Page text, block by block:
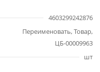
4603299242876
Переименовать, Товар,
ЦБ-00009963
шт